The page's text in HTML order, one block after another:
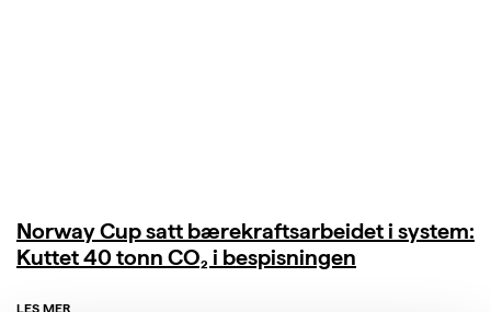
Norway Cup satt bærekraftsarbeidet i system:
Kuttet 40 tonn CO₂ i bespisningen